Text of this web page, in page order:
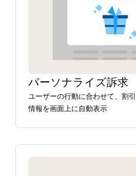
パーソナライズ訴求
ユーザーの行動に合わせて、割
情報を画面上に自動表示